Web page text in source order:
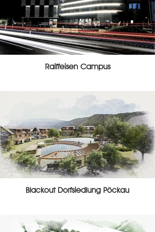
Raiffeisen Campus
Blackout Dorfsiedlung Pöckau